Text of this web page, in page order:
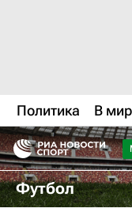
Политика В
Футбол